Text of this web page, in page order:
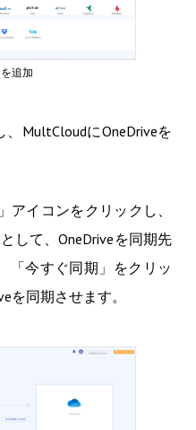
追加
MultCloudにOneDriveを
アイコンをクリックし、
して、OneDriveを同期先
「今すぐ同期」をクリッ
を同期させます。